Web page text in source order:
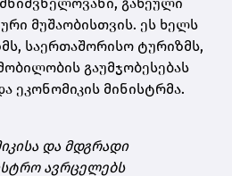
გაწეული
მუშაობისთვის. ეს ხელს
საერთაშორისო ტურიზმს,
გაუმჯობესებას
ეკონომიკის მინისტრმა.
და მდგრადი
ავრცელებს